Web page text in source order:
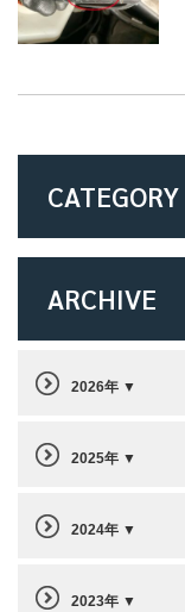
CATEGORY
ARCHIVE
2026年
2025年
2024年
2023年